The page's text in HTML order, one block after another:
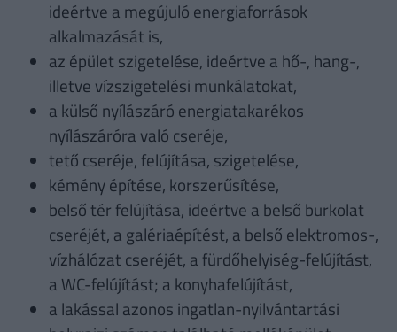
ideértve a megújuló energiaforrások
alkalmazását is,
az épület szigetelése, ideértve a hő-, hang-,
illetve vízszigetelési munkálatokat,
a külső nyílászáró energiatakarékos
nyílászáróra való cseréje,
tető cseréje, felújítása, szigetelése,
kémény építése, korszerűsítése,
belső tér felújítása, ideértve a belső burkolat
cseréjét, a galériaépítést, a belső elektromos-,
vízhálózat cseréjét, a fürdőhelyiség-felújítást,
a WC-felújítást; a konyhafelújítást,
a lakással azonos ingatlan-nyilvántartási